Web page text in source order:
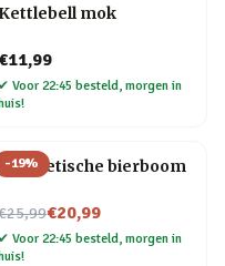
mok
✔ Voor 22:45 besteld, morgen in
-19%
Magnetische bierboom
voor€20,99
✔ Voor 22:45 besteld, morgen in